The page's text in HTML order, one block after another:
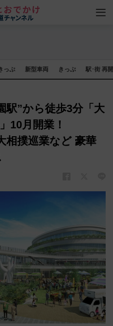
っぷ 新型車両 きっぷ 駅･街 再
駅”から徒歩3分「大
10月開業！
相撲巡業など 豪華